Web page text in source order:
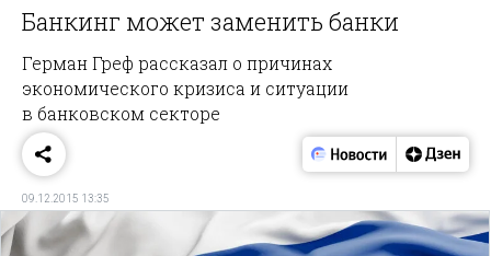
Банкинг может заменить банки
Герман Греф рассказал о причинах
экономического кризиса и ситуации
в банковском секторе
09.12.2015 13:35